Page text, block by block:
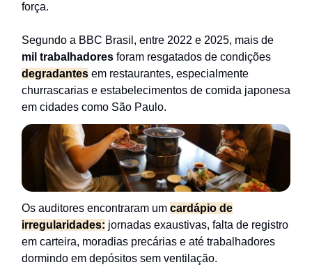
força.
Segundo a BBC Brasil, entre 2022 e 2025, mais de
mil trabalhadores foram resgatados de condições
degradantes em restaurantes, especialmente
churrascarias e estabelecimentos de comida japonesa
em cidades como São Paulo.
Os auditores encontraram um cardápio de
irregularidades: jornadas exaustivas, falta de registro
em carteira, moradias precárias e até trabalhadores
dormindo em depósitos sem ventilação.